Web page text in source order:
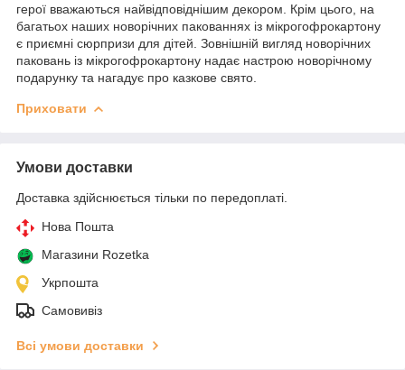
герої вважаються найвідповіднішим декором. Крім цього, на
багатьох наших новорічних пакованнях із мікрогофрокартону
є приємні сюрпризи для дітей. Зовнішній вигляд новорічних
паковань із мікрогофрокартону надає настрою новорічному
подарунку та нагадує про казкове свято.
Приховати
Умови доставки
Доставка здійснюється тільки по передоплаті.
Нова Пошта
Магазини Rozetka
Укрпошта
Самовивіз
Всі умови доставки